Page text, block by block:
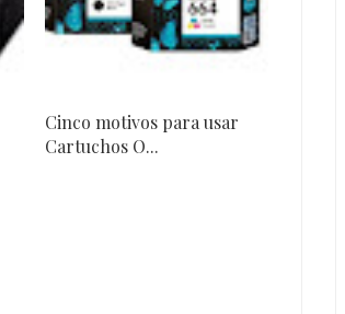
Cinco motivos para usar
Cartuchos O...